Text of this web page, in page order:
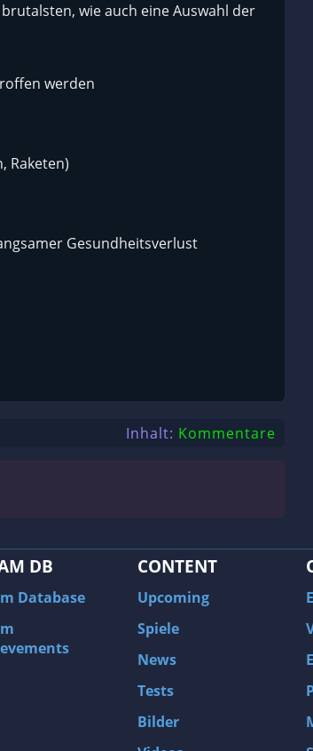
wie auch eine Auswahl der
werden
Raketen)
Gesundheitsverlust
Inhalt: Kommentare
DB
Database
CONTENT
Upcoming
Spiele
News
Tests
Bilder